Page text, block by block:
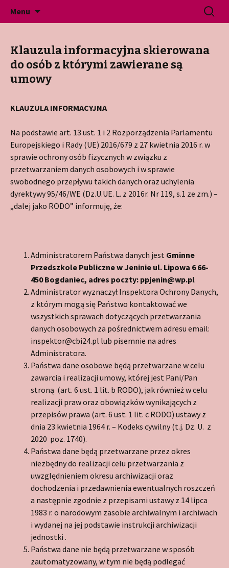
Przedszkole Jenin
Gminne Przedszkole Publiczne w Jeninie
Menu Szukaj:
Klauzula informacyjna skierowana
do osób z którymi zawierane są
umowy
KLAUZULA INFORMACYJNA
Na podstawie art. 13 ust. 1 i 2 Rozporządzenia Parlamentu
Europejskiego i Rady (UE) 2016/679 z 27 kwietnia 2016 r. w
sprawie ochrony osób fizycznych w związku z
przetwarzaniem danych osobowych i w sprawie
swobodnego przepływu takich danych oraz uchylenia
dyrektywy 95/46/WE (Dz.U.UE. L. z 2016r. Nr 119, s.1 ze zm.) –
„dalej jako RODO” informuję, że:
Administratorem Państwa danych jest Gminne
Przedszkole Publiczne w Jeninie ul. Lipowa 6 66-
450 Bogdaniec, adres poczty: ppjenin@wp.pl
Administrator wyznaczył Inspektora Ochrony Danych,
z którym mogą się Państwo kontaktować we
wszystkich sprawach dotyczących przetwarzania
danych osobowych za pośrednictwem adresu email:
inspektor@cbi24.pl lub pisemnie na adres
Administratora.
Państwa dane osobowe będą przetwarzane w celu
zawarcia i realizacji umowy, której jest Pani/Pan
stroną (art. 6 ust. 1 lit. b RODO), jak również w celu
realizacji praw oraz obowiązków wynikających z
przepisów prawa (art. 6 ust. 1 lit. c RODO) ustawy z
dnia 23 kwietnia 1964 r. – Kodeks cywilny (t.j. Dz. U. z
2020 poz. 1740).
Państwa dane będą przetwarzane przez okres
niezbędny do realizacji celu przetwarzania z
uwzględnieniem okresu archiwizacji oraz
dochodzenia i przedawnienia ewentualnych roszczeń
a następnie zgodnie z przepisami ustawy z 14 lipca
1983 r. o narodowym zasobie archiwalnym i archiwach
i wydanej na jej podstawie instrukcji archiwizacji
jednostki .
Państwa dane nie będą przetwarzane w sposób
zautomatyzowany, w tym nie będą podlegać